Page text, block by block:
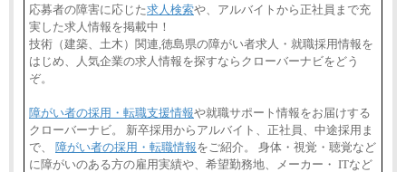
応募者の障害に応じた求人検索や、アルバイトから正社員まで充
実した求人情報を掲載中！
技術（建築、土木）関連,徳島県の障がい者求人・就職採用情報を
はじめ、人気企業の求人情報を探すならクローバーナビをどう
ぞ。
障がい者の採用・転職支援情報や就職サポート情報をお届けする
クローバーナビ。 新卒採用からアルバイト、正社員、中途採用ま
で、 障がい者の採用・転職情報をご紹介。 身体・視覚・聴覚など
に障がいのある方の雇用実績や、希望勤務地、メーカー・ ITなど